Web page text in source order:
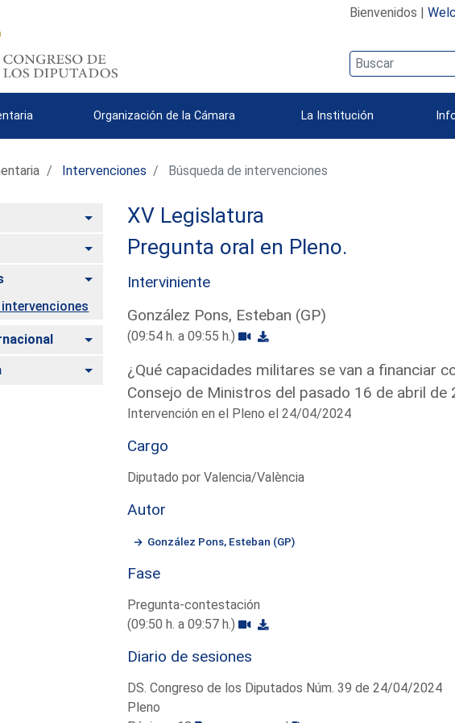
Bienvenidos |
Organización de la Cámara La Institución
Intervenciones Búsqueda de intervenciones
Alternar
Alternar
Alternar
Alternar
Alternar
XV Legislatura
Pregunta oral en Pleno.
Interviniente
González Pons, Esteban (GP)
(09:54 h. a 09:55 h.)
¿Qué capacidades militares se van a financiar
Consejo de Ministros del pasado 16 de abril de
Intervención en el Pleno el 24/04/2024
Cargo
Diputado por Valencia/València
Autor
González Pons, Esteban (GP)
Fase
Pregunta-contestación
(09:50 h. a 09:57 h.)
Diario de sesiones
DS. Congreso de los Diputados Núm. 39 de 24/04/2024
Pleno